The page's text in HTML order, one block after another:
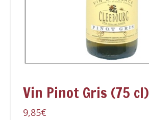
Vin Pinot Gris (75 cl)
9,85€